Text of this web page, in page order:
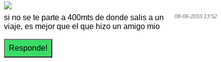
08-06-2010 13:52
si no se te parte a 400mts de donde salis a un
viaje, es mejor que el que hizo un amigo mio